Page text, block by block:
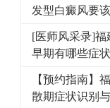
发型白癜风要
[医师风采录]福
早期有哪些症
【预约指南】
散期症状识别